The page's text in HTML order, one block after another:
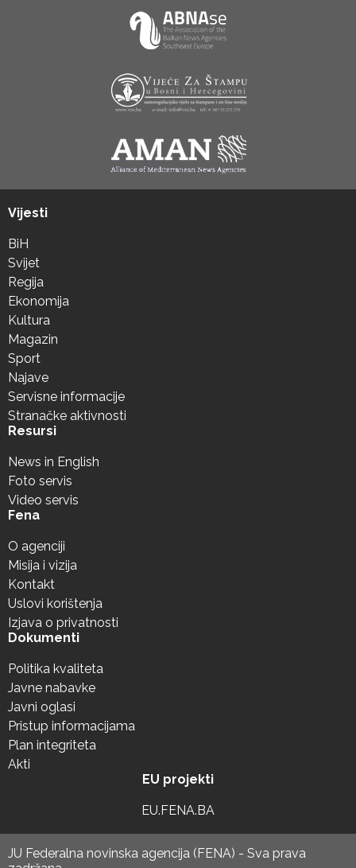
Vijesti
BiH
Svijet
Regija
Ekonomija
Kultura
Magazin
Sport
Najave
Servisne informacije
Stranačke aktivnosti
Resursi
News in English
Foto servis
Video servis
Fena
O agenciji
Misija i vizija
Kontakt
Uslovi korištenja
Izjava o privatnosti
Dokumenti
Politika kvaliteta
Javne nabavke
Javni oglasi
Pristup informacijama
Plan integriteta
Akti
EU projekti
EU.FENA.BA
JU Federalna novinska agencija (FENA) - Sva prava